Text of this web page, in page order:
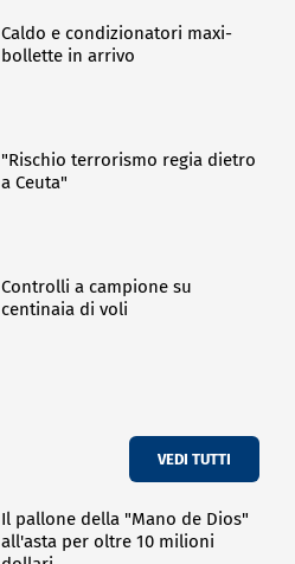
Caldo e condizionatori maxi-
bollette in arrivo
"Rischio terrorismo regia dietro
a Ceuta"
Controlli a campione su
centinaia di voli
VEDI TUTTI
Il pallone della "Mano de Dios"
all'asta per oltre 10 milioni